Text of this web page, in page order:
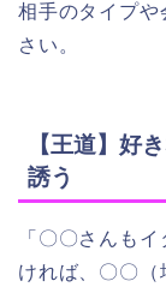
相手のタイプや
さい。
【王道】好
誘う
「〇〇さんも
ければ、〇〇（